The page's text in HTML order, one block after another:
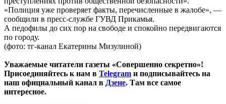
«Полиция уже проверяет факты, перечисленные в жалобе», —
сообщили в пресс-службе ГУВД Прикамья.
А педофилы до сих пор на свободе и спокойно передвигаются
по городу.
(фото: тг-канал Екатерины Мизулиной)
Уважаемые читатели газеты «Совершенно секретно»!
Присоединяйтесь к нам в Telegram и подписывайтесь на
наш официальный канал в Дзене. Там все самое
интересное.